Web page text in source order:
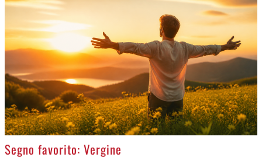
>
Segno favorito: Vergine